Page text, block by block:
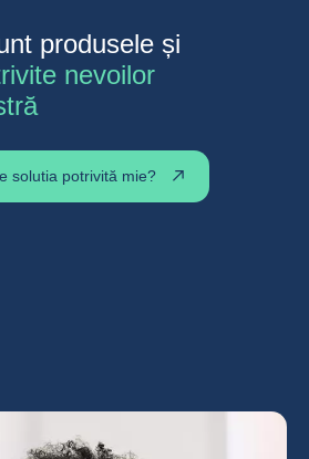
produsele și
nevoilor
solutia potrivită mie?